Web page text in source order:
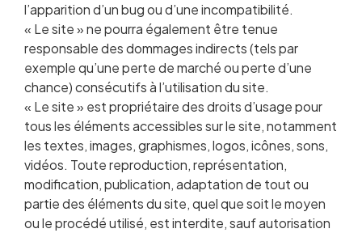
l’apparition d’un bug ou d’une incompatibilité.
« Le site » ne pourra également être tenue
responsable des dommages indirects (tels par
exemple qu’une perte de marché ou perte d’une
chance) consécutifs à l’utilisation du site.
« Le site » est propriétaire des droits d’usage pour
tous les éléments accessibles sur le site, notamment
les textes, images, graphismes, logos, icônes, sons,
vidéos. Toute reproduction, représentation,
modification, publication, adaptation de tout ou
partie des éléments du site, quel que soit le moyen
ou le procédé utilisé, est interdite, sauf autorisation